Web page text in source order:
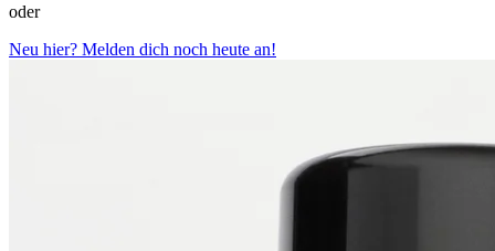
oder
Neu hier? Melden dich noch heute an!